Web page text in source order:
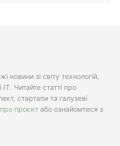
новини зі світу технологій,
IT. Читайте статті про
стартапи та галузеві
про проєкт або ознайомтеся з